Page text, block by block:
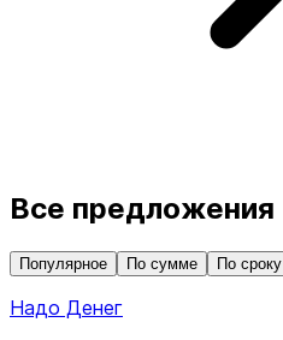
Все предложения
Популярное По сумме По сроку
Надо Денег